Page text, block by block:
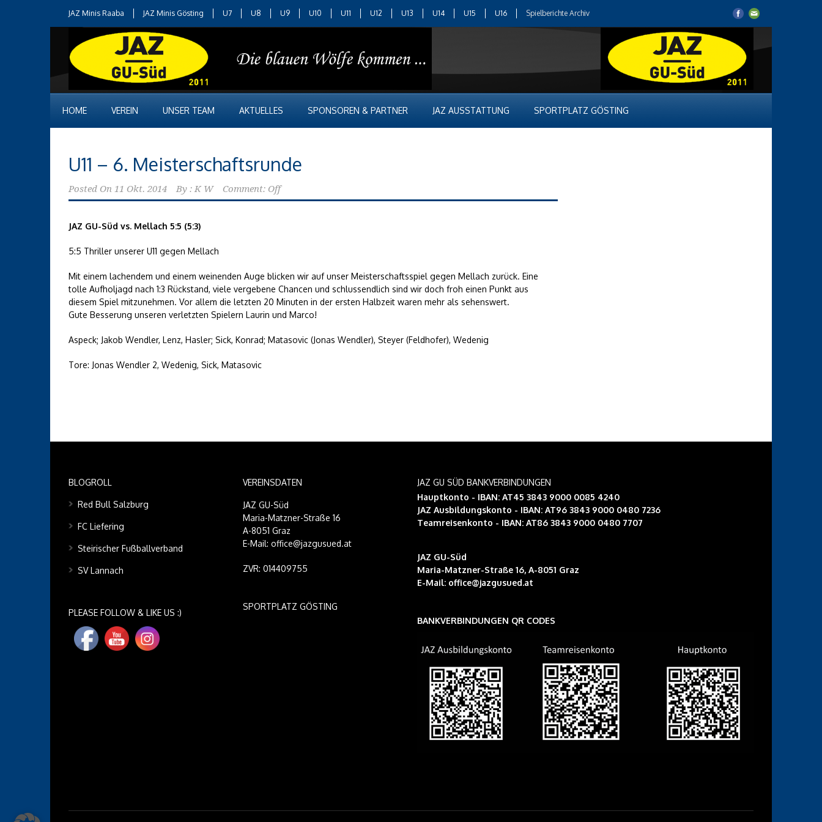
JAZ Minis Raaba JAZ Minis Gösting U7 U8 U9 U10 U11 U12 U13 U14 U15 U16 Spielberichte Archiv
HOME VEREIN UNSER TEAM AKTUELLES SPONSOREN & PARTNER JAZ AUSSTATTUNG SPORTPLATZ GÖSTING
U11 – 6. Meisterschaftsrunde
Posted On 11 Okt. 2014 By : K W Comment: Off
JAZ GU-Süd vs. Mellach 5:5 (5:3)
5:5 Thriller unserer U11 gegen Mellach
Mit einem lachendem und einem weinenden Auge blicken wir auf unser Meisterschaftsspiel gegen Mellach zurück. Eine
tolle Aufholjagd nach 1:3 Rückstand, viele vergebene Chancen und schlussendlich sind wir doch froh einen Punkt aus
diesem Spiel mitzunehmen. Vor allem die letzten 20 Minuten in der ersten Halbzeit waren mehr als sehenswert.
Gute Besserung unseren verletzten Spielern Laurin und Marco!
Aspeck; Jakob Wendler, Lenz, Hasler; Sick, Konrad; Matasovic (Jonas Wendler), Steyer (Feldhofer), Wedenig
Tore: Jonas Wendler 2, Wedenig, Sick, Matasovic
BLOGROLL
Red Bull Salzburg
FC Liefering
Steirischer Fußballverband
SV Lannach
PLEASE FOLLOW & LIKE US :)
VEREINSDATEN
JAZ GU-Süd
Maria-Matzner-Straße 16
A-8051 Graz
E-Mail: office@jazgusued.at
ZVR: 014409755
SPORTPLATZ GÖSTING
JAZ GU SÜD BANKVERBINDUNGEN
Hauptkonto - IBAN: AT45 3843 9000 0085 4240
JAZ Ausbildungskonto - IBAN: AT96 3843 9000 0480 7236
Teamreisenkonto - IBAN: AT86 3843 9000 0480 7707
JAZ GU-Süd
Maria-Matzner-Straße 16, A-8051 Graz
E-Mail: office@jazgusued.at
BANKVERBINDUNGEN QR CODES